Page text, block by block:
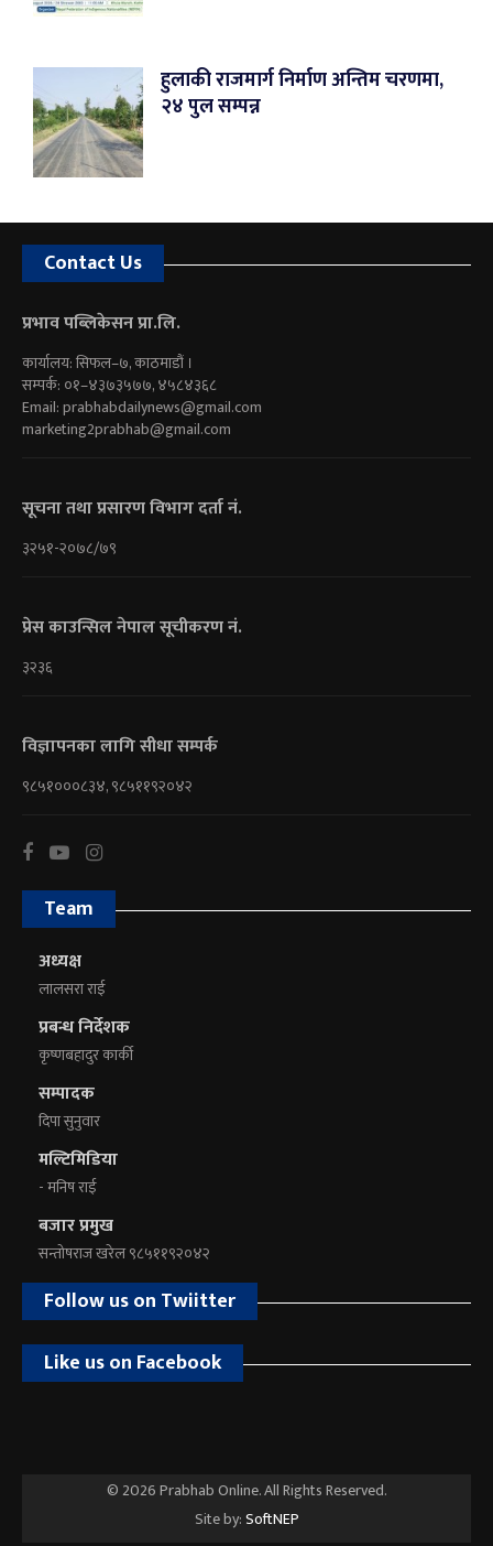
हुलाकी राजमार्ग निर्माण अन्तिम चरणमा,
२४ पुल सम्पन्न
Contact Us
प्रभाव पब्लिकेसन प्रा.लि.
कार्यालय: सिफल–७, काठमाडौं ।
सम्पर्क: ०१–४३७३५७७, ४५८४३६८
Email:prabhabdailynews@gmail.com
marketing2prabhab@gmail.com
सूचना तथा प्रसारण विभाग दर्ता नं.
३२५१-२०७८/७९
प्रेस काउन्सिल नेपाल सूचीकरण नं.
३२३६
विज्ञापनका लागि सीधा सम्पर्क
९८५१०००८३४, ९८५११९२०४२
Team
अध्यक्ष
लालसरा राई
प्रबन्ध निर्देशक
कृष्णबहादुर कार्की
सम्पादक
दिपा सुनुवार
मल्टिमिडिया
- मनिष राई
बजार प्रमुख
सन्तोषराज खरेल ९८५११९२०४२
Follow us on Twiitter
Like us on Facebook
© 2026 Prabhab Online. All Rights Reserved.
Site by:SoftNEP